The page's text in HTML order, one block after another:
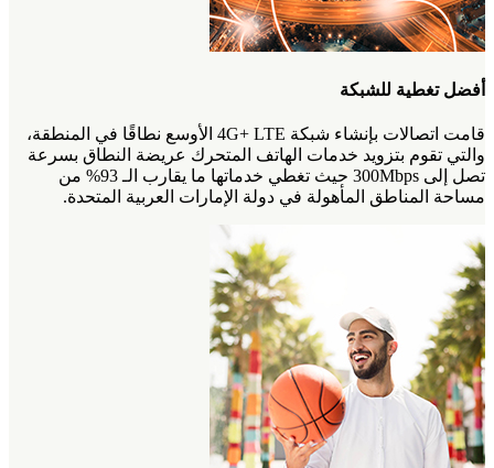
أفضل تغطية للشبكة
قامت اتصالات بإنشاء شبكة 4G+ LTE الأوسع نطاقًا في المنطقة،
والتي تقوم بتزويد خدمات الهاتف المتحرك عريضة النطاق بسرعة
تصل إلى 300Mbps حيث تغطي خدماتها ما يقارب الـ 93% من
مساحة المناطق المأهولة في دولة الإمارات العربية المتحدة.